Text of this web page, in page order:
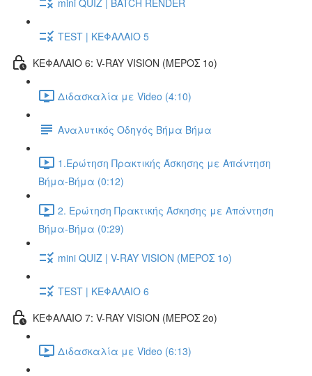
TEST | ΚΕΦΑΛΑΙΟ 5
ΚΕΦΑΛΑΙΟ 6: V-RAY VISION (ΜΕΡΟΣ 1ο)
Διδασκαλία με Video (4:10)
Αναλυτικός Οδηγός Βήμα Βήμα
1.Ερώτηση Πρακτικής Άσκησης με Απάντηση
Βήμα-Βήμα (0:12)
2. Ερώτηση Πρακτικής Άσκησης με Απάντηση
Βήμα-Βήμα (0:29)
mini QUIZ | V-RAY VISION (ΜΕΡΟΣ 1ο)
TEST | ΚΕΦΑΛΑΙΟ 6
ΚΕΦΑΛΑΙΟ 7: V-RAY VISION (ΜΕΡΟΣ 2ο)
Διδασκαλία με Video (6:13)